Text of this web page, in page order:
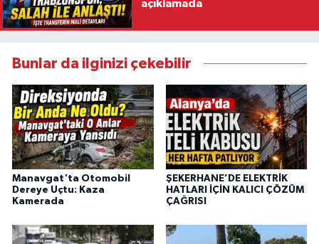
açıklamada
Bunlar da ilginizi çekebilir
Manavgat'ta Otomobil
Dereye Uçtu: Kaza
Kamerada
ŞEKERHANE’DE ELEKTRİK
HATLARI İÇİN KALICI ÇÖZÜM
ÇAĞRISI